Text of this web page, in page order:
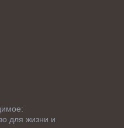
для жизни и